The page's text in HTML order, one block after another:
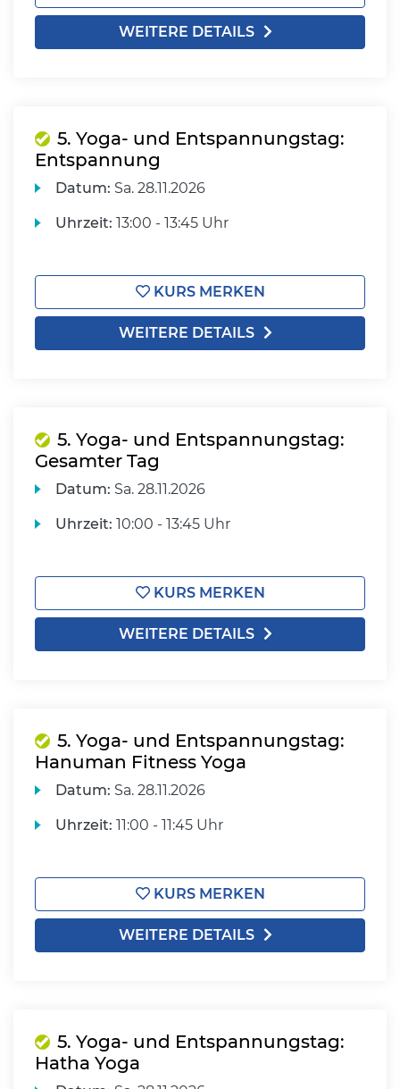
WEITERE DETAILS
5. Yoga- und Entspannungstag:
Entspannung
Datum: Sa. 28.11.2026
Uhrzeit: 13:00 - 13:45 Uhr
KURS MERKEN
WEITERE DETAILS
5. Yoga- und Entspannungstag:
Gesamter Tag
Datum: Sa. 28.11.2026
Uhrzeit: 10:00 - 13:45 Uhr
KURS MERKEN
WEITERE DETAILS
5. Yoga- und Entspannungstag:
Hanuman Fitness Yoga
Datum: Sa. 28.11.2026
Uhrzeit: 11:00 - 11:45 Uhr
KURS MERKEN
WEITERE DETAILS
5. Yoga- und Entspannungstag:
Hatha Yoga